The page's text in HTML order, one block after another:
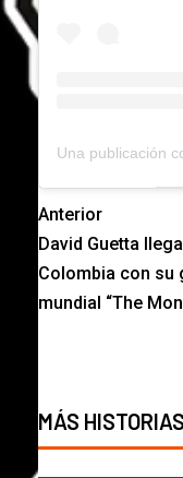
Anterior
David Guetta
Colombia con su
mundial “The
MÁS HISTORIAS